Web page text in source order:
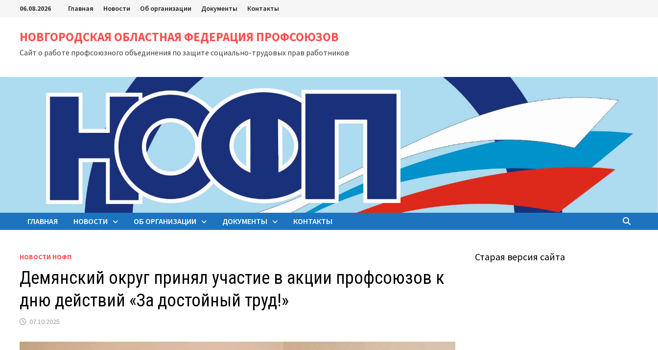
Перейти
содержимому
06.08.2026 Главная Новости Об организации Документы Контакты
НОВГОРОДСКАЯ ОБЛАСТНАЯ ФЕДЕРАЦИЯ ПРОФСОЮЗОВ
Сайт о работе профсоюзного объединения по защите социально-трудовых прав работников
ГЛАВНАЯ НОВОСТИ ОБ ОРГАНИЗАЦИИ ДОКУМЕНТЫ КОНТАКТЫ
НОВОСТИ НОФП
Демянский округ принял участие в акции профсоюзов к
дню действий «За достойный труд!»
07.10.2025
Старая версия сайта